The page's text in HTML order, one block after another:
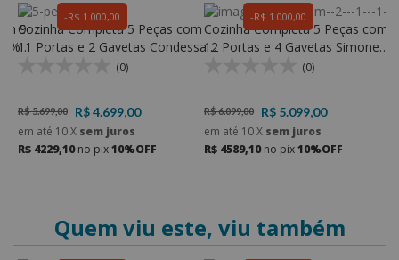
R$ 1.000,00
9
R$ 1.000,00
Cozinha Completa 5 Peças com
11 Portas e 2 Gavetas Condessa
100% MDF - Nesher
(0)
R$ 5.699,00
R$ 4.699,00
em até 10X sem juros
R$ 4229,10no pix10%OFF
Cozinha Completa 5 Peças com
12 Portas e 4 Gavetas Simone
Mendes 100% MDF - Nesher
(0)
R$ 6.099,00
R$ 5.099,00
em até 10X sem juros
R$ 4589,10no pix10%OFF
Quem viu este, viu também